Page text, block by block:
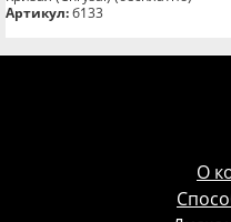
Артикул:б133
О